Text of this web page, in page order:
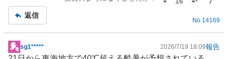
事
返信
No.14169
掲
sg1***** 2026/7/19 18:09報告